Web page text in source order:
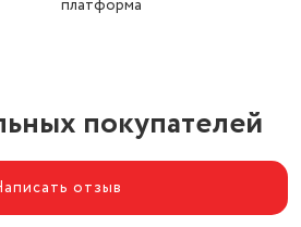
платформа
покупателей
отзыв